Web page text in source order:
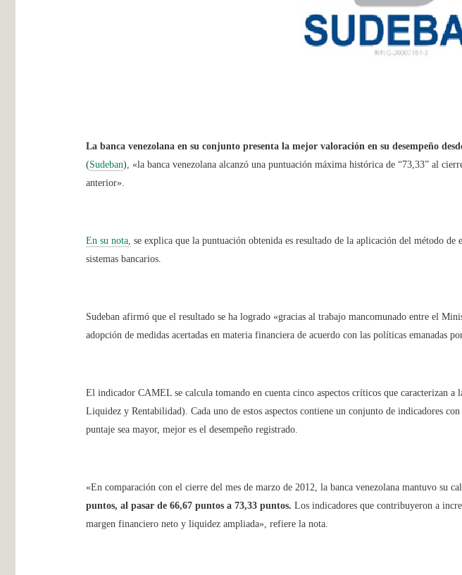
La banca venezolana en su conjunto presenta la mejor valoración en su desempeño
(Sudeban), «la banca venezolana alcanzó una puntuación máxima histórica de “73,33” al
anterior».
En su nota, se explica que la puntuación obtenida es resultado de la aplicación del método
sistemas bancarios.
Sudeban afirmó que el resultado se ha logrado «gracias al trabajo mancomunado entre el
adopción de medidas acertadas en materia financiera de acuerdo con las políticas emanadas
El indicador CAMEL se calcula tomando en cuenta cinco aspectos críticos que caracterizan
Liquidez y Rentabilidad). Cada uno de estos aspectos contiene un conjunto de indicadores
puntaje sea mayor, mejor es el desempeño registrado.
«En comparación con el cierre del mes de marzo de 2012, la banca venezolana mantuvo su
puntos, al pasar de 66,67 puntos a 73,33 puntos. Los indicadores que contribuyeron a
margen financiero neto y liquidez ampliada», refiere la nota.